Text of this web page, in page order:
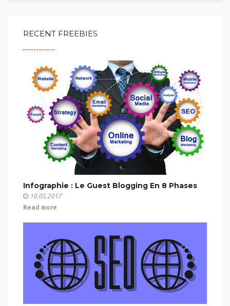
RECENT FREEBIES
Infographie : Le Guest Blogging En 8 Phases
10.05.2017
Read more